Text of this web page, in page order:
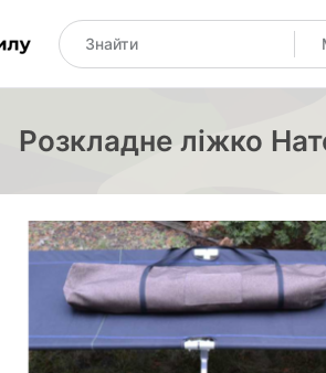
Розкладне ліжко